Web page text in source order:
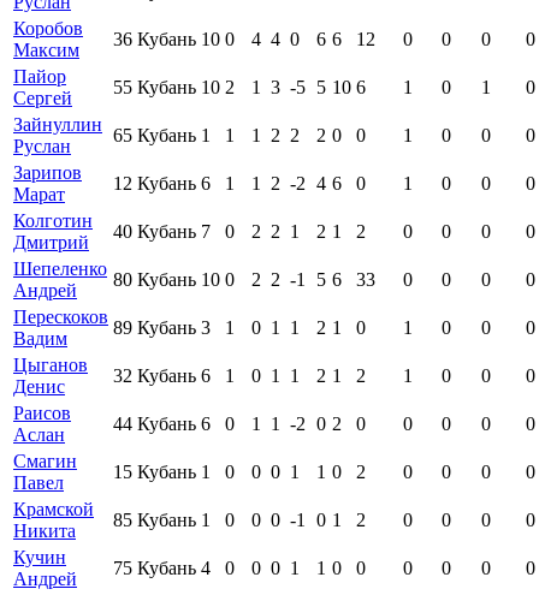
Коробов
Максим
36 Кубань 10 0 4 4 0 6 6 12 0 0 0
0
Пайор
Сергей
55 Кубань 10 2 1 3 -5 5 10 6 1 0 1
0
Зайнуллин
Руслан
65 Кубань 1 1 1 2 2 2 0 0 1 0 0
0
Зарипов
Марат
12 Кубань 6 1 1 2 -2 4 6 0 1 0 0
0
Колготин
Дмитрий
40 Кубань 7 0 2 2 1 2 1 2 0 0 0
0
Шепеленко
Андрей
80 Кубань 10 0 2 2 -1 5 6 33 0 0 0
0
Перескоков
Вадим
89 Кубань 3 1 0 1 1 2 1 0 1 0 0
0
Цыганов
Денис
32 Кубань 6 1 0 1 1 2 1 2 1 0 0
0
Раисов
Аслан
44 Кубань 6 0 1 1 -2 0 2 0 0 0 0
0
Смагин
Павел
15 Кубань 1 0 0 0 1 1 0 2 0 0 0
0
Крамской
Никита
85 Кубань 1 0 0 0 -1 0 1 2 0 0 0
0
Кучин
Андрей
75 Кубань 4 0 0 0 1 1 0 0 0 0 0
0